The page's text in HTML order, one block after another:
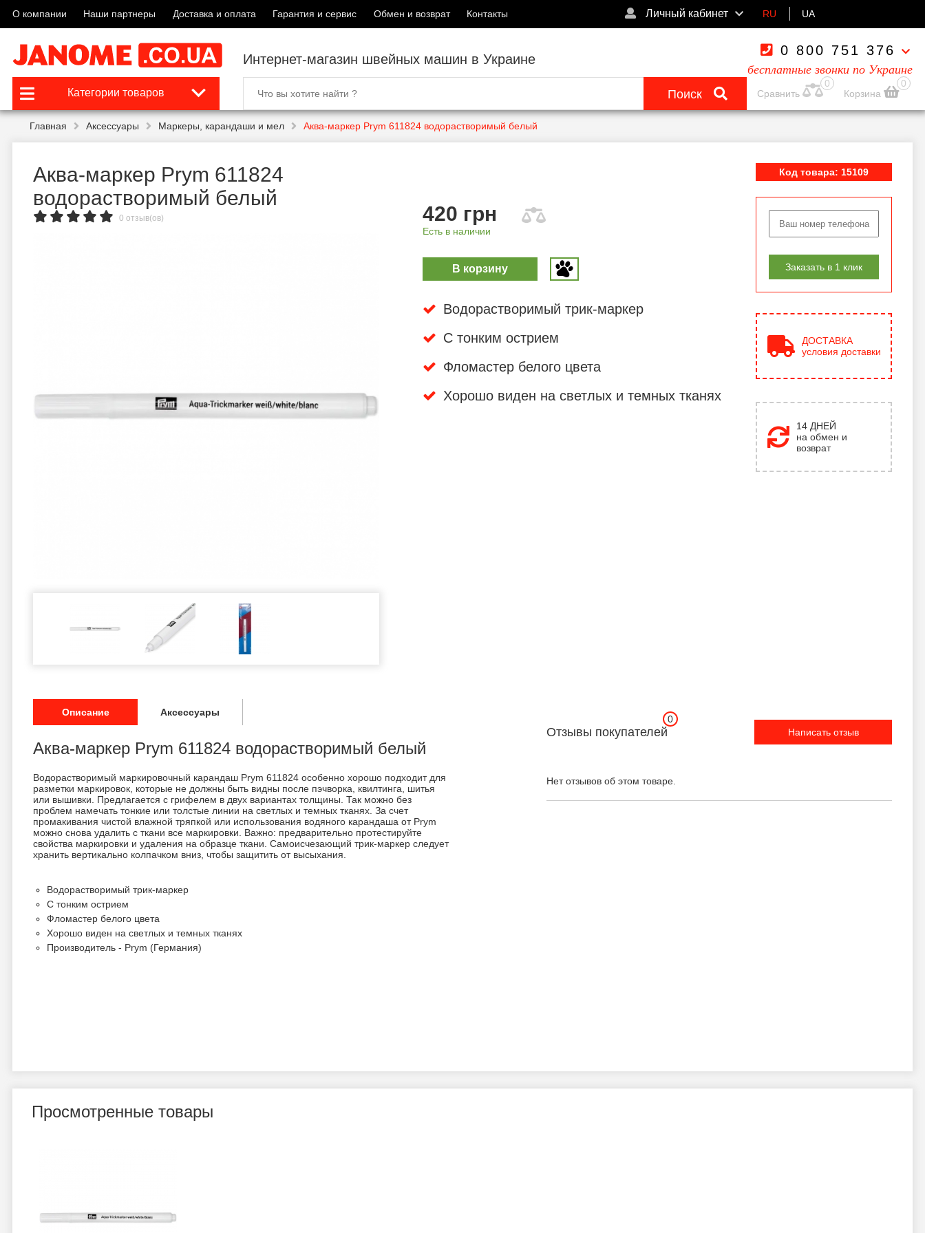
О компании Наши партнеры Доставка и оплата Гарантия и сервис Обмен и возврат Контакты Личный кабинет RU UA
Интернет-магазин швейных машин в Украине
0 800 751 376
бесплатные звонки по Украине
Категории товаров Поиск
0
Сравнить
0
Корзина
Главная Аксессуары Маркеры, карандаши и мел Аква-маркер Prym 611824 водорастворимый белый
Аква-маркер Prym 611824
водорастворимый белый
0 отзыв(ов) 420 грн
Есть в наличии
В корзину
Водорастворимый трик-маркер
С тонким острием
Фломастер белого цвета
Хорошо виден на светлых и темных тканях
Код товара: 15109
Заказать в 1 клик
ДОСТАВКА
условия доставки
14 ДНЕЙ
на обмен и
возврат
Описание Аксессуары
Аква-маркер Prym 611824 водорастворимый белый
Водорастворимый маркировочный карандаш Prym 611824 особенно хорошо подходит для
разметки маркировок, которые не должны быть видны после пэчворка, квилтинга, шитья
или вышивки. Предлагается с грифелем в двух вариантах толщины. Так можно без
проблем намечать тонкие или толстые линии на светлых и темных тканях. За счет
промакивания чистой влажной тряпкой или использования водяного карандаша от Prym
можно снова удалить с ткани все маркировки. Важно: предварительно протестируйте
свойства маркировки и удаления на образце ткани. Самоисчезающий трик-маркер следует
хранить вертикально колпачком вниз, чтобы защитить от высыхания.
Водорастворимый трик-маркер
С тонким острием
Фломастер белого цвета
Хорошо виден на светлых и темных тканях
Производитель - Prym (Германия)
Отзывы покупателей
0
Написать отзыв
Нет отзывов об этом товаре.
Просмотренные товары